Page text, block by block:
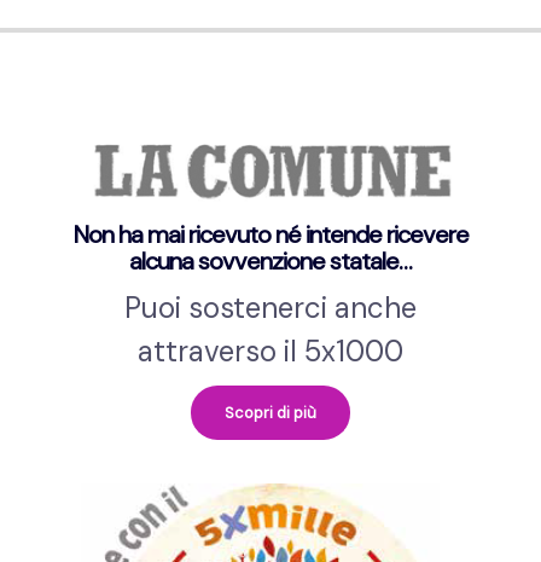
Non ha mai ricevuto né intende ricevere
alcuna sovvenzione statale…
Puoi sostenerci anche
attraverso il 5x1000
Scopri di più